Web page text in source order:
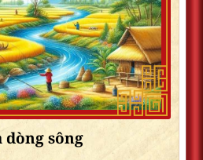
dòng sông